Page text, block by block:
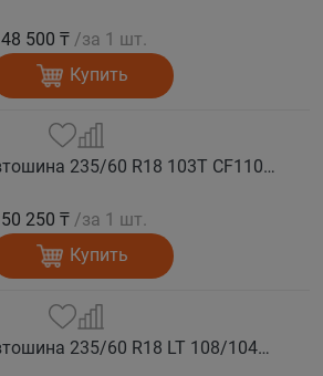
48 500 ₸ /за 1 шт.
Купить
COMFORSER Автошина 235/60 R18 103T CF1100 RWL лето
50 250 ₸ /за 1 шт.
Купить
COMFORSER Автошина 235/60 R18 LT 108/104S CF1100 8PR RWL лето